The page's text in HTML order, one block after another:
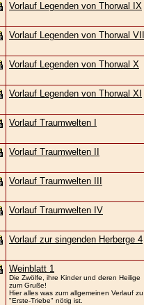
Vorlauf Legenden von Thorwal IX
Vorlauf Legenden von Thorwal
Vorlauf Legenden von Thorwal X
Vorlauf Legenden von Thorwal XI
Vorlauf Traumwelten I
Vorlauf Traumwelten II
Vorlauf Traumwelten III
Vorlauf Traumwelten IV
Vorlauf zur singenden Herberge 4
Weinblatt 1
Die Zwölfe, ihre Kinder und deren Heilige
zum Gruße!
Hier alles was zum allgemeinen Verlauf zu
"Erste-Triebe" nötig ist.